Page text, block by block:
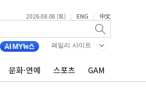
2026.08.08 (토) | ENG | 中文
패밀리 사이트
문화·연예 스포츠 GAM
지수는 나흘 연속 최고치